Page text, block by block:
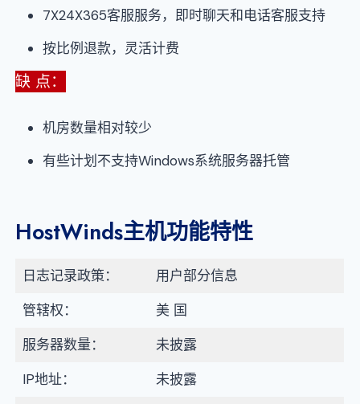
7X24X365客服服务，即时聊天和电话客服支持
按比例退款，灵活计费
缺 点：
机房数量相对较少
有些计划不支持Windows系统服务器托管
HostWinds主机功能特性
日志记录政策：
用户部分信息
管辖权：
美 国
服务器数量：
未披露
IP地址：
未披露